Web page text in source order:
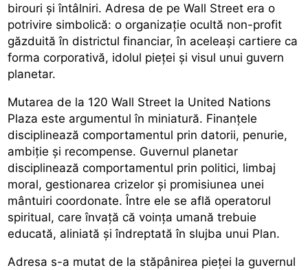
birouri și întâlniri. Adresa de pe Wall Street era o
potrivire simbolică: o organizație ocultă non-profit
găzduită în districtul financiar, în aceleași cartiere ca
forma corporativă, idolul pieței și visul unui guvern
planetar.
Mutarea de la 120 Wall Street la United Nations
Plaza este argumentul în miniatură. Finanțele
disciplinează comportamentul prin datorii, penurie,
ambiție și recompense. Guvernul planetar
disciplinează comportamentul prin politici, limbaj
moral, gestionarea crizelor și promisiunea unei
mântuiri coordonate. Între ele se află operatorul
spiritual, care învață că voința umană trebuie
educată, aliniată și îndreptată în slujba unui Plan.
Adresa s-a mutat de la stăpânirea pieței la guvernul